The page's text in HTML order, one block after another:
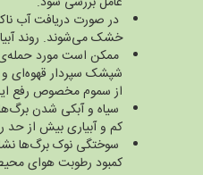
در صورت دریافت آب
خشک می‌شوند. روند
ممکن است مورد حمله‌ی
شپشک سپردار قهوه‌ای و
از سموم مخصوص رفع
سیاه و آبکی شدن
کم و آبیاری بیش از
سوختگی نوک برگ‌ها
کمبود رطوبت هوای